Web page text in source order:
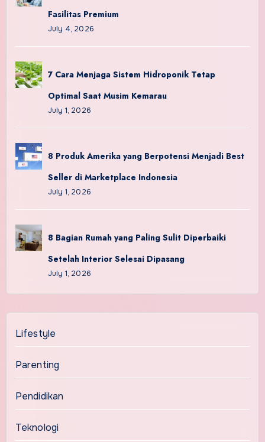
Fasilitas Premium
July 4, 2026
7 Cara Menjaga Sistem Hidroponik Tetap
Optimal Saat Musim Kemarau
July 1, 2026
8 Produk Amerika yang Berpotensi Menjadi Best
Seller di Marketplace Indonesia
July 1, 2026
8 Bagian Rumah yang Paling Sulit Diperbaiki
Setelah Interior Selesai Dipasang
July 1, 2026
Lifestyle
Parenting
Pendidikan
Teknologi